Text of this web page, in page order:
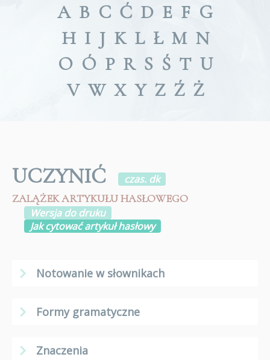
A B C Ć D E F G
H I J K L Ł M N
O Ó P R S Ś T U
V W X Y Z Ź Ż
UCZYNIĆ
czas. dk
ZALĄŻEK ARTYKUŁU HASŁOWEGO
Wersja do druku
Jak cytować artykuł hasłowy
Notowanie w słownikach
Formy gramatyczne
Znaczenia